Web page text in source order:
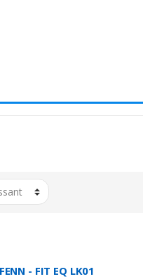
- FIT EQ LK01